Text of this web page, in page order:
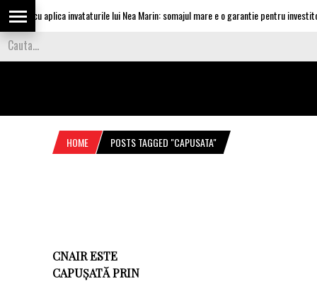
aplica invataturile lui Nea Marin: somajul mare e o garantie pentru investitori
HOME POSTS TAGGED "CAPUSATA"
CNAIR ESTE
CAPUȘATĂ PRIN